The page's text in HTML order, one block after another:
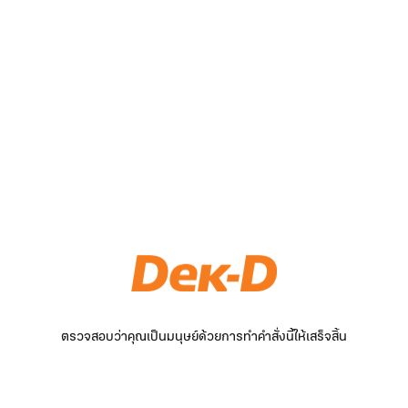
ตรวจสอบว่าคุณเป็นมนุษย์ด้วยการทำคำสั่งนี้ให้เสร็จสิ้น